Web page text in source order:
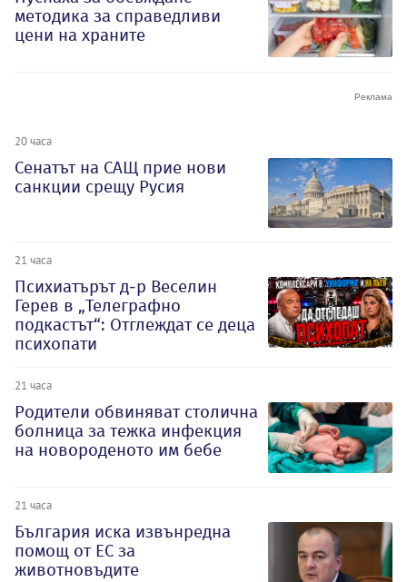
методика за справедливи
цени на храните
20 часа
Сенатът на САЩ прие нови
санкции срещу Русия
21 часа
Психиатърът д-р Веселин
Герев в „Телеграфно
подкастът“: Отглеждат се деца
психопати
21 часа
Родители обвиняват столична
болница за тежка инфекция
на новороденото им бебе
21 часа
България иска извънредна
помощ от ЕС за
животновъдите